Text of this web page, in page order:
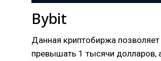
Bybit
Данная криптобиржа
превышать 1 тысячи долларов,